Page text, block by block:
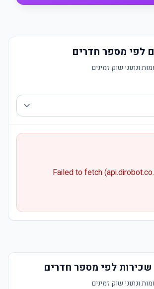
לפי מספר חדרים
ונתוני שוק זמינים
Failed to fetch
לפי מספר חדרים
ונתוני שוק זמינים